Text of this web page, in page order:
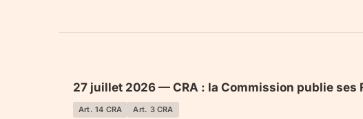
27 juillet 2026 — CRA : la Commission publie
Art. 14 CRA Art. 3 CRA